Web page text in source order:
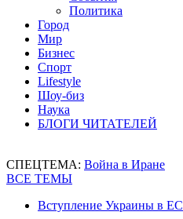
Политика
Город
Мир
Бизнес
Спорт
Lifestyle
Шоу-биз
Наука
БЛОГИ ЧИТАТЕЛЕЙ
СПЕЦТЕМА: Война в Иране
ВСЕ ТЕМЫ
Вступление Украины в ЕС